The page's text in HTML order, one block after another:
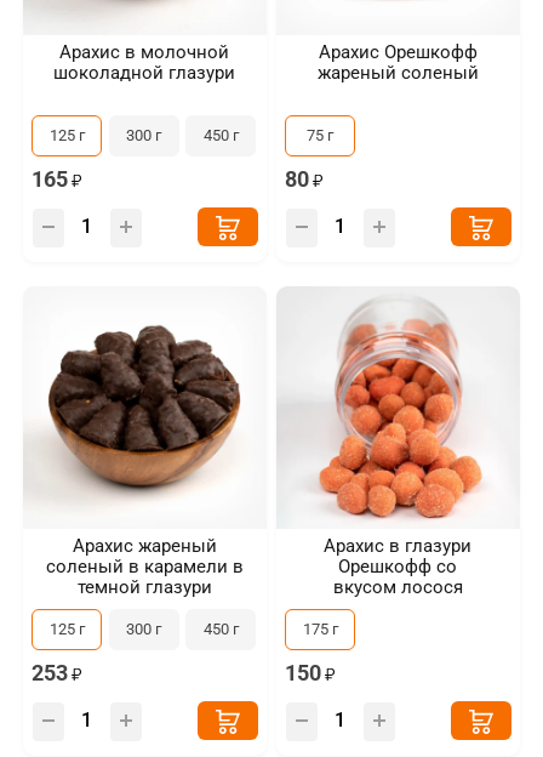
Арахис в молочной
шоколадной глазури
125 г 300 г 450 г
165
Арахис Орешкофф
жареный соленый
75 г
80
Арахис жареный
соленый в карамели в
темной глазури
125 г 300 г 450 г
253
Арахис в глазури
Орешкофф со
вкусом лосося
175 г
150